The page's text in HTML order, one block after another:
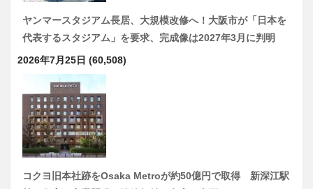
ヤンマースタジアム長居、大規模改修へ！大阪市が「日本を
代表するスタジアム」を要求、完成像は2027年3月に判明
2026年7月25日 (60,508)
コクヨ旧本社跡をOsaka Metroが約50億円で取得 新深江駅